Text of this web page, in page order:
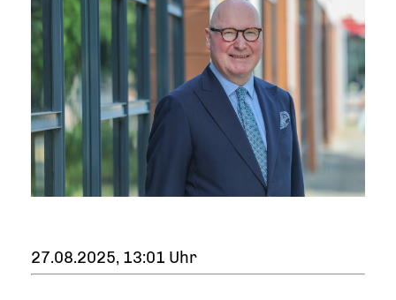
27.08.2025, 13:01 Uhr